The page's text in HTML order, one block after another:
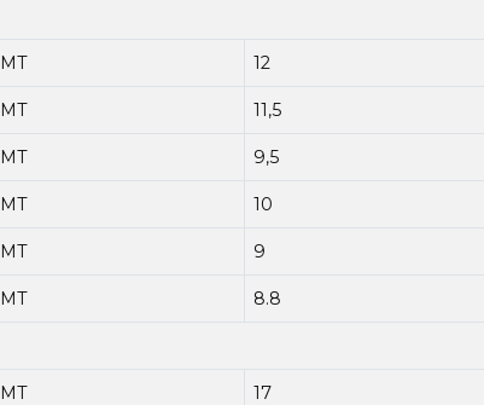
MT 12
MT 11,5
MT 9,5
MT 10
MT 9
MT 8.8
MT 17